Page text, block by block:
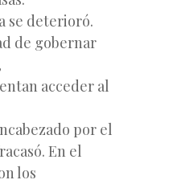
se deterioró.
de gobernar
acceder al
por el
En el
los